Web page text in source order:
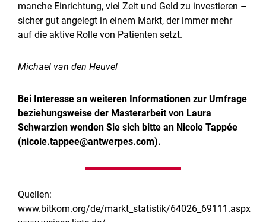
manche Einrichtung, viel Zeit und Geld zu investieren –
sicher gut angelegt in einem Markt, der immer mehr
auf die aktive Rolle von Patienten setzt.
Michael van den Heuvel
Bei Interesse an weiteren Informationen zur Umfrage
beziehungsweise der Masterarbeit von Laura
Schwarzien wenden Sie sich bitte an Nicole Tappée
(nicole.tappee@antwerpes.com).
Quellen:
www.bitkom.org/de/markt_statistik/64026_69111.aspx